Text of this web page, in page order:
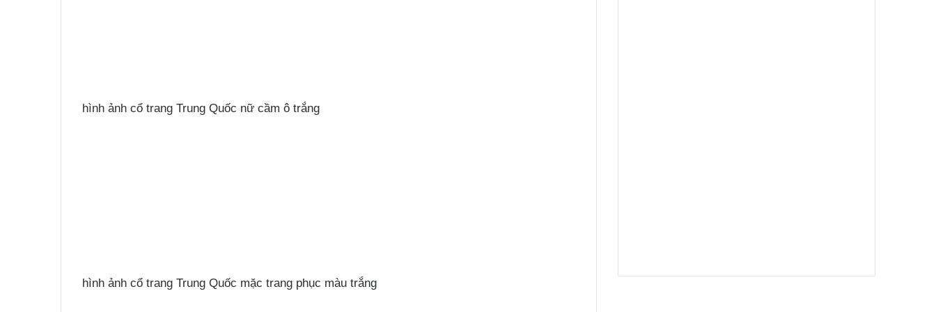
hình ảnh cổ trang Trung Quốc nữ cầm ô trắng
hình ảnh cổ trang Trung Quốc mặc trang phục màu trắng